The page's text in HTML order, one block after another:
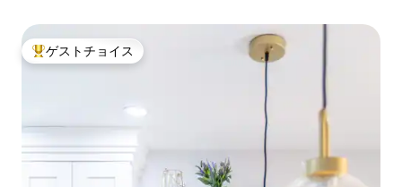
大好評のゲストチョイスです。
ゲストチョイス